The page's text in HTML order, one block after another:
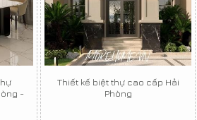
-
Thiết kế biệt thự cao cấp Hải
Phòng